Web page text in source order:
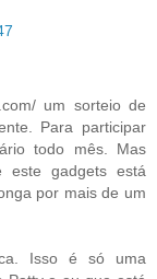
um sorteio de
Para participar
todo mês. Mas
este gadgets está
por mais de um
Isso é só uma